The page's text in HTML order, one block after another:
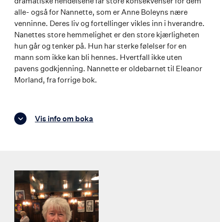
alle- også for Nannette, som er Anne Boleyns nære
venninne. Deres liv og fortellinger vikles inn i hverandre.
Nanettes store hemmelighet er den store kjærligheten
hun går og tenker på. Hun har sterke følelser for en
mann som ikke kan bli hennes. Hvertfall ikke uten
pavens godkjenning. Nannette er oldebarnet til Eleanor
Morland, fra forrige bok.
Vis info om boka